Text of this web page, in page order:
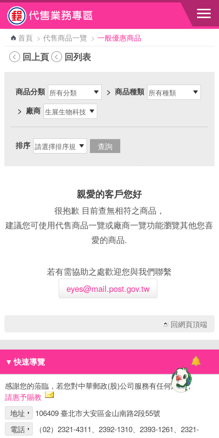
跳到主要內容區塊
首頁 > 代售商品一覽 > 一般優惠商品
回上頁 回列表
商品分類 > 商品種類
> 廠商
排序
親愛的客戶您好
很抱歉 目前查無相符之商品，
建議您可使用代售商品一覽或廠商一覽功能瀏覽其他您喜
愛的商品.
若有需協助之處歡迎您與我們聯繫
eyes@mail.post.gov.tw
回網頁頂端
▼ 快速導覽
感謝您的蒞臨，若您對中華郵政(股)公司服務有任何建議，
請惠予賜教
地址
106409 臺北市大安區金山南路2段55號
電話
（02）2321-4311、2392-1310、2393-1261、2321-